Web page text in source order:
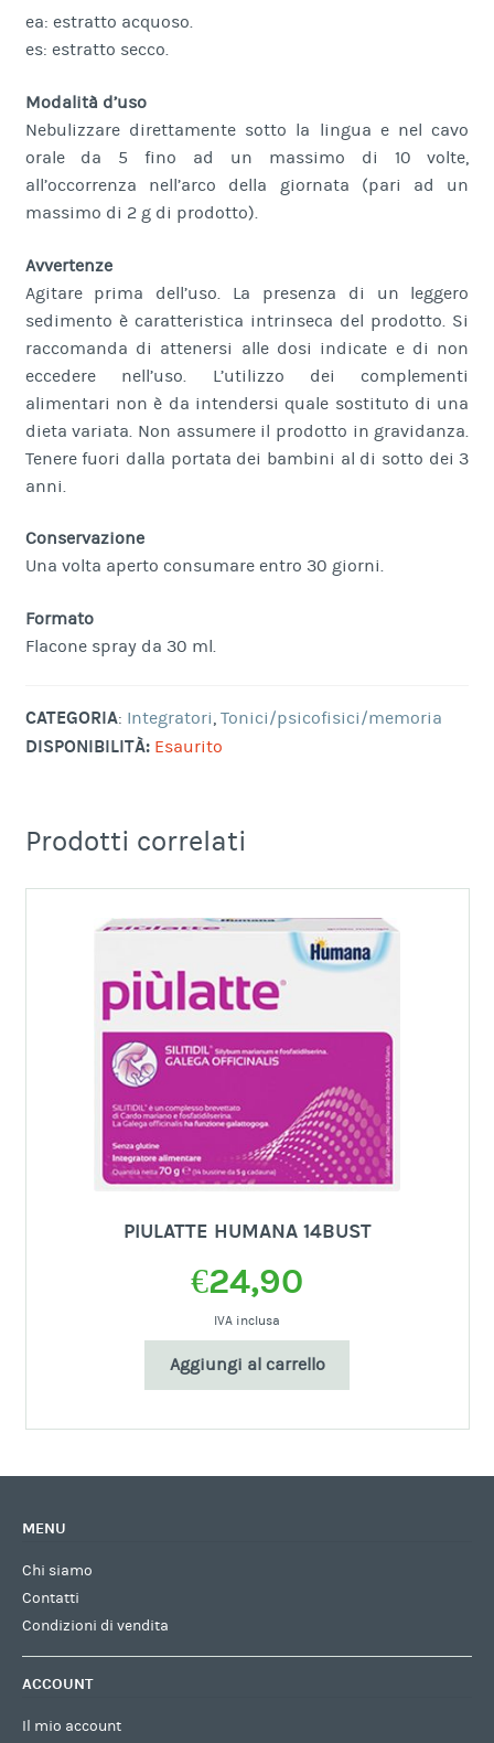
ea: estratto acquoso.
es: estratto secco.
Modalità d’uso
Nebulizzare direttamente sotto la lingua e nel cavo
orale da 5 fino ad un massimo di 10 volte,
all’occorrenza nell’arco della giornata (pari ad un
massimo di 2 g di prodotto).
Avvertenze
Agitare prima dell’uso. La presenza di un leggero
sedimento è caratteristica intrinseca del prodotto. Si
raccomanda di attenersi alle dosi indicate e di non
eccedere nell’uso. L’utilizzo dei complementi
alimentari non è da intendersi quale sostituto di una
dieta variata. Non assumere il prodotto in gravidanza.
Tenere fuori dalla portata dei bambini al di sotto dei 3
anni.
Conservazione
Una volta aperto consumare entro 30 giorni.
Formato
Flacone spray da 30 ml.
CATEGORIA: Integratori, Tonici/psicofisici/memoria
DISPONIBILITÀ: Esaurito
Prodotti correlati
PIULATTE HUMANA 14BUST
€24,90
IVA inclusa
Aggiungi al carrello
MENU
Chi siamo
Contatti
Condizioni di vendita
ACCOUNT
Il mio account